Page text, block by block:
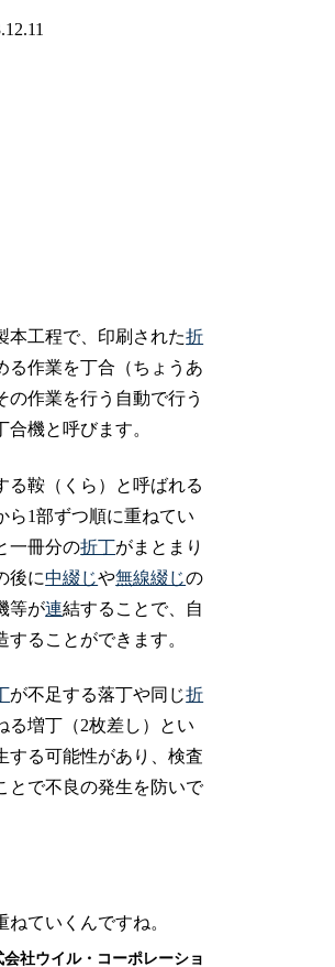
本工程で、印刷された折
る作業を丁合（ちょうあ
の作業を行う自動で行う
合機と呼びます。
る鞍（くら）と呼ばれる
ら1部ずつ順に重ねてい
一冊分の折丁がまとまり
後に中綴じや無線綴じの
等が連結することで、自
することができます。
が不足する落丁や同じ折
る増丁（2枚差し）とい
する可能性があり、検査
とで不良の発生を防いで
ねていくんですね。